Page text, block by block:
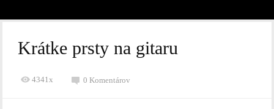
Krátke prsty na gitaru
4341x 0 Komentárov